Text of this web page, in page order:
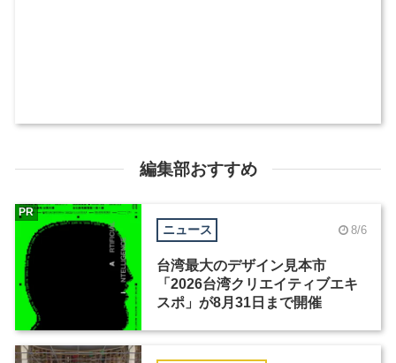
編集部おすすめ
ニュース 8/6
台湾最大のデザイン見本市
「2026台湾クリエイティブエキ
スポ」が8月31日まで開催
PR